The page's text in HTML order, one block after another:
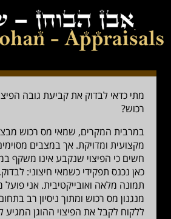
מתי כדאי לבדוק את קביעת גובה
רכוש?
במרבית המקרים, שמאי מס רכוש
מקצועית ומדויקת. אך במצבים
חשים כי הפיצוי שנקבע אינו משקף
כאן נכנס תפקידי כשמאי חיצוני:
תמונה מלאה ואובייקטיבית. אני
מנגנון מס רכוש ומתוך ניסיון רב
ללקוח לקבל את הפיצוי ההוגן המגיע